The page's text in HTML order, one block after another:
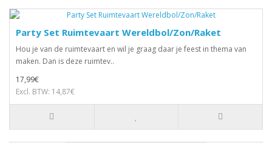
Party Set Ruimtevaart Wereldbol/Zon/Raket
Hou je van de ruimtevaart en wil je graag daar je feest in thema van
maken. Dan is deze ruimtev..
17,99€
Excl. BTW: 14,87€